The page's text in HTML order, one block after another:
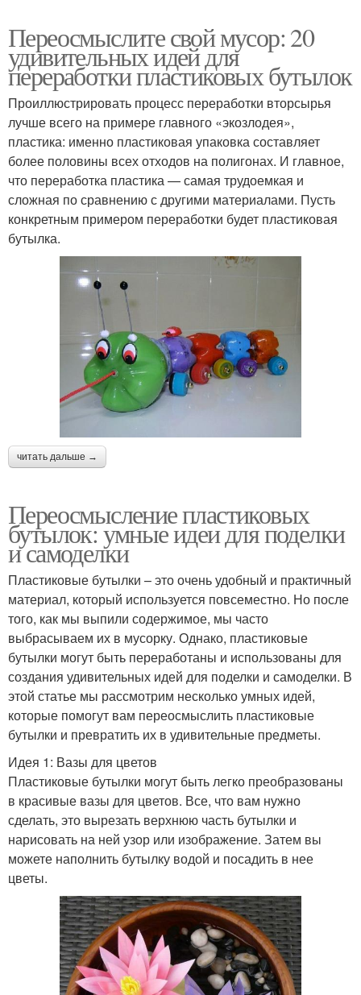
Переосмыслите свой мусор: 20
удивительных идей для
переработки пластиковых бутылок
Проиллюстрировать процесс переработки вторсырья
лучше всего на примере главного «экозлодея»,
пластика: именно пластиковая упаковка составляет
более половины всех отходов на полигонах. И главное,
что переработка пластика — самая трудоемкая и
сложная по сравнению с другими материалами. Пусть
конкретным примером переработки будет пластиковая
бутылка.
читать дальше →
Переосмысление пластиковых
бутылок: умные идеи для поделки
и самоделки
Пластиковые бутылки – это очень удобный и практичный
материал, который используется повсеместно. Но после
того, как мы выпили содержимое, мы часто
выбрасываем их в мусорку. Однако, пластиковые
бутылки могут быть переработаны и использованы для
создания удивительных идей для поделки и самоделки. В
этой статье мы рассмотрим несколько умных идей,
которые помогут вам переосмыслить пластиковые
бутылки и превратить их в удивительные предметы.
Идея 1: Вазы для цветов
Пластиковые бутылки могут быть легко преобразованы
в красивые вазы для цветов. Все, что вам нужно
сделать, это вырезать верхнюю часть бутылки и
нарисовать на ней узор или изображение. Затем вы
можете наполнить бутылку водой и посадить в нее
цветы.